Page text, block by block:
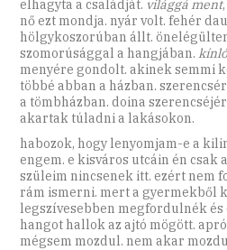
elhagyta a családját. világgá ment
nő ezt mondja. nyár volt. fehér
hölgykoszorúban állt.
szomorúsággal a hangjában.
menyére gondolt. akinek semmi
többé abban a házban.
a tömbházban. doina
akartak túladni a lakásokon.
habozok, hogy lenyomjam-e a
engem. e kisváros utcáin én csak
szüleim nincsenek itt. ezért nem
rám ismerni. mert a gyermekből
legszívesebben megfordulnék
hangot hallok az ajtó mögött.
mégsem mozdul. nem akar